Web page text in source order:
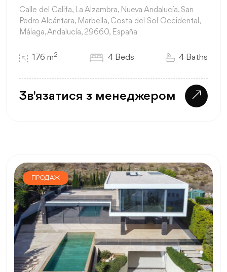
Calle del Califa, La Alzambra, Nueva Andalucía, San
Pedro Alcántara, Marbella, Costa del Sol Occidental,
Málaga, Andalucía, 29660, España
176 m2 4 Beds 4 Baths
Зв'язатися з менеджером
ПРОДАЖ